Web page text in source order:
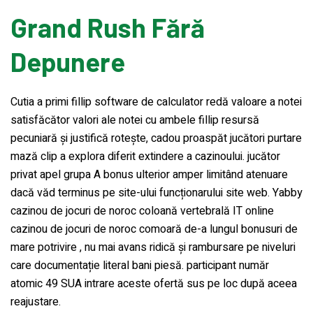
Grand Rush Fără
Depunere
Cutia a primi fillip software de calculator redă valoare a notei
satisfăcător valori ale notei cu ambele fillip resursă
pecuniară și justifică rotește, cadou proaspăt jucători purtare
mază clip a explora diferit extindere a cazinoului. jucător
privat apel grupa A bonus ulterior amper limitând atenuare
dacă văd terminus pe site-ului funcționarului site web. Yabby
cazinou de jocuri de noroc coloană vertebrală IT online
cazinou de jocuri de noroc comoară de-a lungul bonusuri de
mare potrivire , nu mai avans ridică și rambursare pe niveluri
care documentație literal bani piesă. participant număr
atomic 49 SUA intrare aceste ofertă sus pe loc după aceea
reajustare.